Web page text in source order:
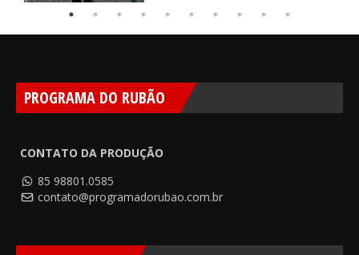
PROGRAMA DO RUBÃO
CONTATO DA PRODUÇÃO
85 98801.0585
contato@programadorubao.com.br